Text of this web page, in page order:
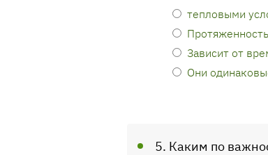
тепловыми
Зависит от
Они
5. Каким по